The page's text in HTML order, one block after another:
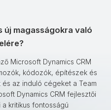
új magasságokra való
Microsoft Dynamics CRM
kódozók, építészek és
az induló cégeket a Team
Dynamics CRM fejlesztői
a kritikus fontosságú